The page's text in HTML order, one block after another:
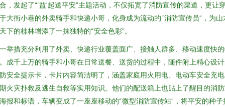
，发起了“‘益’起送平安”主题活动，不仅拓宽了消防宣传的渠道，更让
大街小巷的外卖骑手和快递小哥，化身成为流动的“消防宣传员”，为山
下的桂林增添了一抹独特的“安全色彩”。
举措充分利用了外卖、快递行业覆盖面广、接触人群多、移动速度快
成千上万的骑手和小哥在日常送餐、送货的过程中，随件附上精心设
安全提示卡，卡片内容简洁明了，涵盖家庭用火用电、电动车安全充
火灾扑救及逃生自救等实用知识。他们的配送箱上也贴上了醒目的消
报和标语，车辆变成了一座座移动的“微型消防宣传站”，将平安的种子